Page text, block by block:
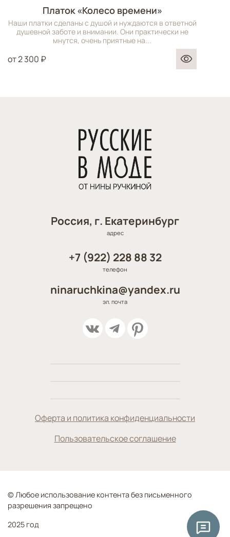
Платок «Колесо времени»
Наши платки сделаны с душой и нуждаются в ответной
душевной заботе и внимании. Они практически не
мнутся, очень приятные на...
от2 300 ₽
Россия, г. Екатеринбург
адрес
+7 (922) 228 88 32
телефон
ninaruchkina@yandex.ru
эл. почта
Оферта и политика конфиденциальности
Пользовательское соглашение
© Любое использование контента без письменного
разрешения запрещено
2025 год